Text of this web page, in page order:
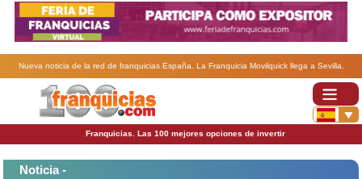
Nueva noticia de la red de franquicias España. La Franquicia Movilquick llega a Sevilla.
Franquicias. Las 100 mejores opciones de invertir
Noticia -